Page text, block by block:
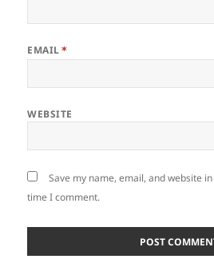
EMAIL*
WEBSITE
Save my name, email, and website
time I comment.